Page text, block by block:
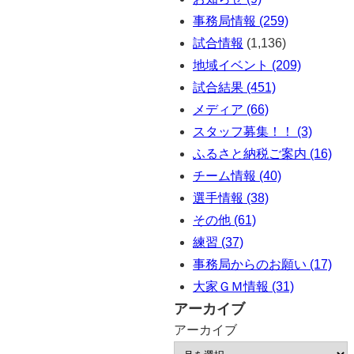
事務局情報 (259)
試合情報 (1,136)
地域イベント (209)
試合結果 (451)
メディア (66)
スタッフ募集！！ (3)
ふるさと納税ご案内 (16)
チーム情報 (40)
選手情報 (38)
その他 (61)
練習 (37)
事務局からのお願い (17)
大家ＧＭ情報 (31)
アーカイブ
アーカイブ